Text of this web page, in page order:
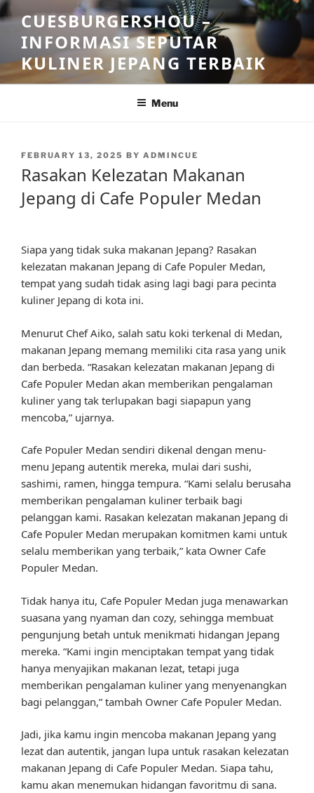
Skip
to
content
CUESBURGERSHOU –
INFORMASI SEPUTAR
KULINER JEPANG TERBAIK
Menu
POSTED
FEBRUARY 13, 2025 BY ADMINCUE
Rasakan Kelezatan Makanan
Jepang di Cafe Populer Medan
Siapa yang tidak suka makanan Jepang? Rasakan
kelezatan makanan Jepang di Cafe Populer Medan,
tempat yang sudah tidak asing lagi bagi para pecinta
kuliner Jepang di kota ini.
Menurut Chef Aiko, salah satu koki terkenal di Medan,
makanan Jepang memang memiliki cita rasa yang unik
dan berbeda. “Rasakan kelezatan makanan Jepang di
Cafe Populer Medan akan memberikan pengalaman
kuliner yang tak terlupakan bagi siapapun yang
mencoba,” ujarnya.
Cafe Populer Medan sendiri dikenal dengan menu-
menu Jepang autentik mereka, mulai dari sushi,
sashimi, ramen, hingga tempura. “Kami selalu berusaha
memberikan pengalaman kuliner terbaik bagi
pelanggan kami. Rasakan kelezatan makanan Jepang di
Cafe Populer Medan merupakan komitmen kami untuk
selalu memberikan yang terbaik,” kata Owner Cafe
Populer Medan.
Tidak hanya itu, Cafe Populer Medan juga menawarkan
suasana yang nyaman dan cozy, sehingga membuat
pengunjung betah untuk menikmati hidangan Jepang
mereka. “Kami ingin menciptakan tempat yang tidak
hanya menyajikan makanan lezat, tetapi juga
memberikan pengalaman kuliner yang menyenangkan
bagi pelanggan,” tambah Owner Cafe Populer Medan.
Jadi, jika kamu ingin mencoba makanan Jepang yang
lezat dan autentik, jangan lupa untuk rasakan kelezatan
makanan Jepang di Cafe Populer Medan. Siapa tahu,
kamu akan menemukan hidangan favoritmu di sana.